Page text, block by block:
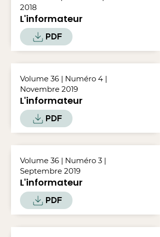
2018
L'informateur
PDF
Volume 36 | Numéro 4 |
Novembre 2019
L'informateur
PDF
Volume 36 | Numéro 3 |
Septembre 2019
L'informateur
PDF